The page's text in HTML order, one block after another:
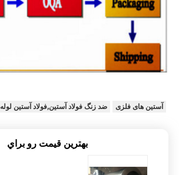
آستین های فلزی ضد زنگ فولاد آستین,فولاد آستین لوله
بهترين قيمت رو براي